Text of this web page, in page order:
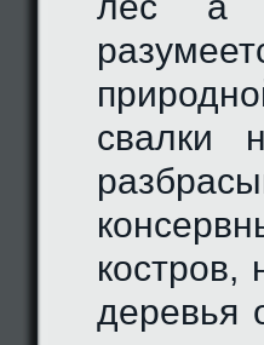
свалки
костров,
деревья